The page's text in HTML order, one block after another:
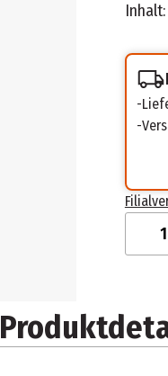
Inhalt:
1